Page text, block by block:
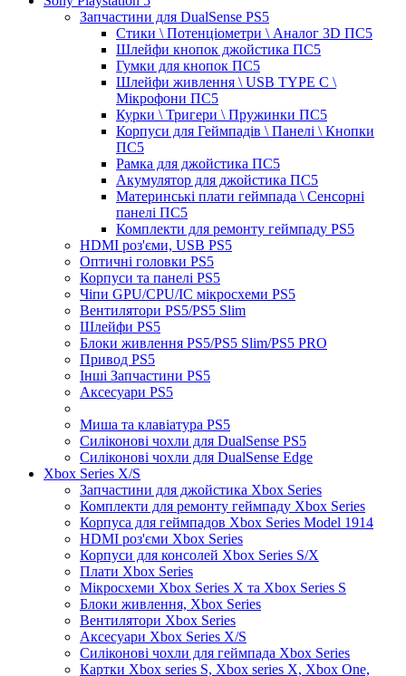
Запчастини для DualSense PS5
Стики \ Потенціометри \ Аналог 3D ПС5
Шлейфи кнопок джойстика ПС5
Гумки для кнопок ПС5
Шлейфи живлення \ USB TYPE C \
Мікрофони ПС5
Курки \ Тригери \ Пружинки ПС5
Корпуси для Геймпадів \ Панелі \ Кнопки
ПС5
Рамка для джойстика ПС5
Акумулятор для джойстика ПС5
Материнські плати геймпада \ Сенсорні
панелі ПС5
Комплекти для ремонту геймпаду PS5
HDMI роз'єми, USB PS5
Оптичні головки PS5
Корпуси та панелі PS5
Чіпи GPU/CPU/IC мікросхеми PS5
Вентилятори PS5/PS5 Slim
Шлейфи PS5
Блоки живлення PS5/PS5 Slim/PS5 PRO
Привод PS5
Інші Запчастини PS5
Аксесуари PS5
Миша та клавіатура PS5
Силіконові чохли для DualSense PS5
Силіконові чохли для DualSense Edge
Xbox Series X/S
Запчастини для джойстика Xbox Series
Комплекти для ремонту геймпаду Xbox Series
Корпуса для геймпадов Xbox Series Model 1914
HDMI роз'єми Xbox Series
Корпуси для консолей Xbox Series S/X
Плати Xbox Series
Мікросхеми Xbox Series X та Xbox Series S
Блоки живлення, Xbox Series
Вентилятори Xbox Series
Аксесуари Xbox Series X/S
Силіконові чохли для геймпада Xbox Series
Картки Xbox series S, Xbox series X, Xbox One,